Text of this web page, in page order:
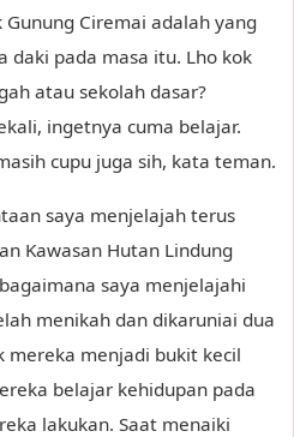
Ciremai adalah yang
daki pada masa itu. Lho kok
atau sekolah dasar?
ingetnya cuma belajar.
cupu juga sih, kata teman.
saya menjelajah terus
Kawasan Hutan Lindung
saya menjelajahi
menikah dan dikaruniai dua
mereka menjadi bukit kecil
belajar kehidupan pada
lakukan. Saat menaiki